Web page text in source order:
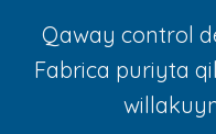
Qaway control
Fabrica puriyta